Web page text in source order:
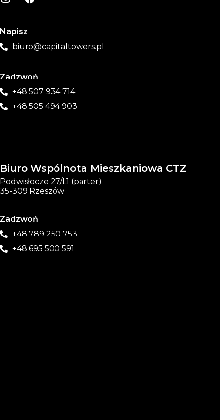
Napisz
biuro@capitaltowers.pl
Zadzwoń
+48 507 934 714
+48 505 494 903
Biuro Wspólnota Mieszkaniowa CTZ
Podwisłocze 27/L1 (parter)
35-309 Rzeszów
Zadzwoń
+48 789 250 753
+48 695 500 591